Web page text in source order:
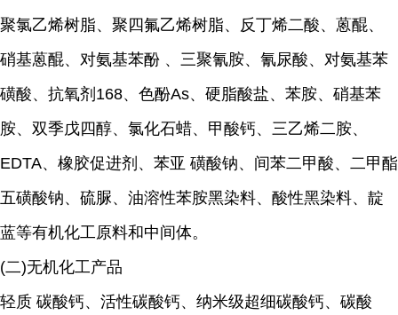
聚氯乙烯树脂、聚四氟乙烯树脂、反丁烯二酸、蒽醌、
硝基蒽醌、对氨基苯酚 、三聚氰胺、氰尿酸、对氨基苯
磺酸、抗氧剂168、色酚As、硬脂酸盐、苯胺、硝基苯
胺、双季戊四醇、氯化石蜡、甲酸钙、三乙烯二胺、
EDTA、橡胶促进剂、苯亚 磺酸钠、间苯二甲酸、二甲酯
五磺酸钠、硫脲、油溶性苯胺黑染料、酸性黑染料、靛
蓝等有机化工原料和中间体。
(二)无机化工产品
轻质 碳酸钙、活性碳酸钙、纳米级超细碳酸钙、碳酸